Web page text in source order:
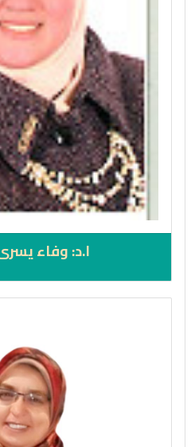
ا.د: وفاء